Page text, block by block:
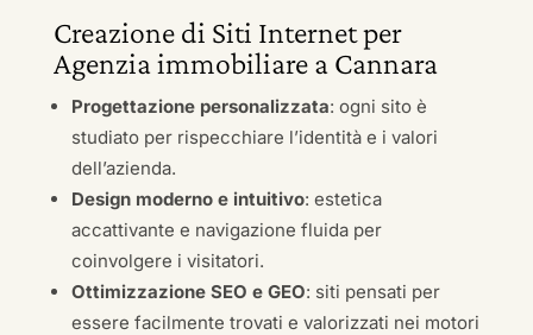
Creazione di Siti Internet per
Agenzia immobiliare a Cannara
Progettazione personalizzata: ogni sito è
studiato per rispecchiare l’identità e i valori
dell’azienda.
Design moderno e intuitivo: estetica
accattivante e navigazione fluida per
coinvolgere i visitatori.
Ottimizzazione SEO e GEO: siti pensati per
essere facilmente trovati e valorizzati nei motori